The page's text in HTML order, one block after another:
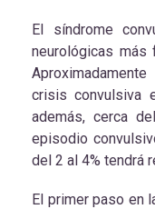
El síndrome
neurológicas más
crisis convulsiva
además, cerca
episodio
del 2 al 4% tendrá
El primer paso en